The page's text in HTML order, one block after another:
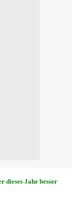
dieses Jahr besser